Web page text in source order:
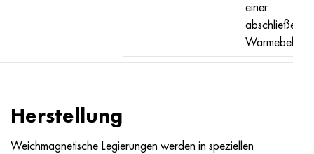
einer
Herstellung
Weichmagnetische Legierungen werden in speziellen